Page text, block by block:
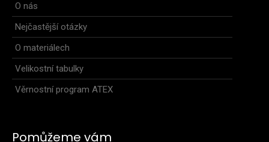
O nás
Nejčastější otázky
O materiálech
Velikostní tabulky
Věrnostní program ATEX
Pomůžeme vám